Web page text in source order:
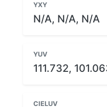
YXY
N/A, N/A, N/A
YUV
111.732,
CIELUV